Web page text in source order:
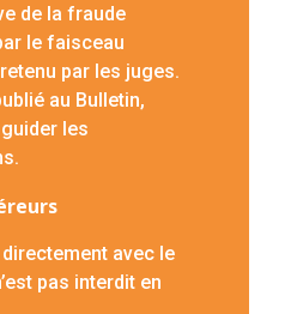
de la fraude
le faisceau
par les juges.
au Bulletin,
les
avec le
pas interdit en